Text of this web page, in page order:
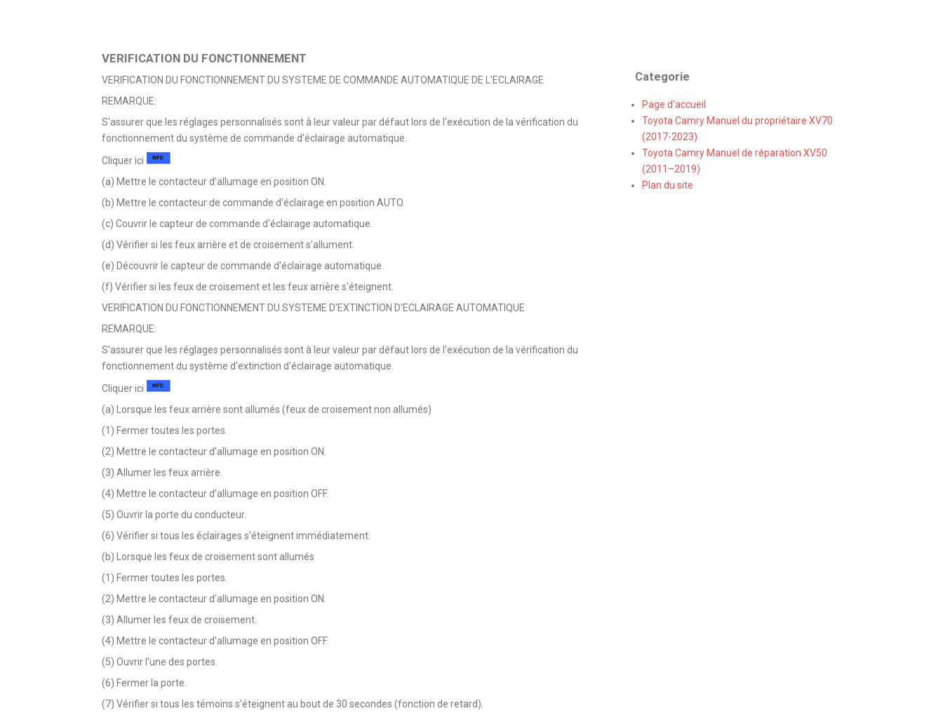
VERIFICATION DU FONCTIONNEMENT
VERIFICATION DU FONCTIONNEMENT DU SYSTEME DE COMMANDE AUTOMATIQUE DE L'ECLAIRAGE
REMARQUE:
S'assurer que les réglages personnalisés sont à leur valeur par défaut lors de l'exécution de la vérification du
fonctionnement du système de commande d'éclairage automatique.
Cliquer ici
(a) Mettre le contacteur d'allumage en position ON.
(b) Mettre le contacteur de commande d'éclairage en position AUTO.
(c) Couvrir le capteur de commande d'éclairage automatique.
(d) Vérifier si les feux arrière et de croisement s'allument.
(e) Découvrir le capteur de commande d'éclairage automatique.
(f) Vérifier si les feux de croisement et les feux arrière s'éteignent.
VERIFICATION DU FONCTIONNEMENT DU SYSTEME D'EXTINCTION D'ECLAIRAGE AUTOMATIQUE
REMARQUE:
S'assurer que les réglages personnalisés sont à leur valeur par défaut lors de l'exécution de la vérification du
fonctionnement du système d'extinction d'éclairage automatique.
Cliquer ici
(a) Lorsque les feux arrière sont allumés (feux de croisement non allumés)
(1) Fermer toutes les portes.
(2) Mettre le contacteur d'allumage en position ON.
(3) Allumer les feux arrière.
(4) Mettre le contacteur d'allumage en position OFF.
(5) Ouvrir la porte du conducteur.
(6) Vérifier si tous les éclairages s'éteignent immédiatement.
(b) Lorsque les feux de croisement sont allumés
(1) Fermer toutes les portes.
(2) Mettre le contacteur d'allumage en position ON.
(3) Allumer les feux de croisement.
(4) Mettre le contacteur d'allumage en position OFF.
(5) Ouvrir l'une des portes.
(6) Fermer la porte.
(7) Vérifier si tous les témoins s'éteignent au bout de 30 secondes (fonction de retard).
Categorie
Page d'accueil
Toyota Camry Manuel du propriétaire XV70
(2017-2023)
Toyota Camry Manuel de réparation XV50
(2011–2019)
Plan du site